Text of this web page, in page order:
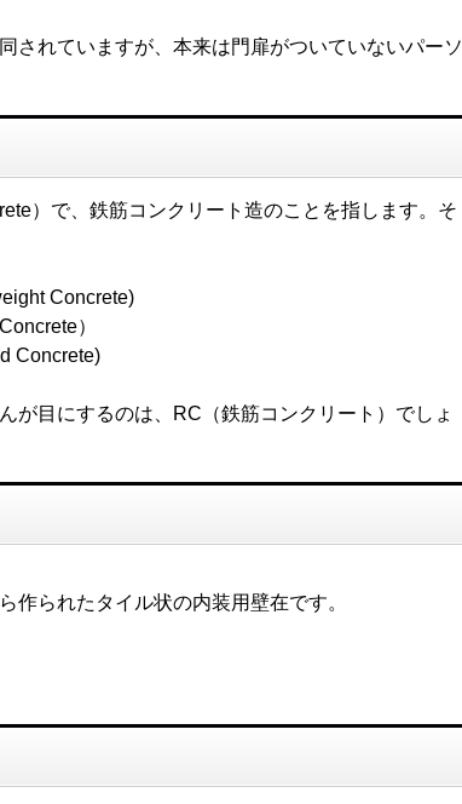
されていますが、本来は門扉がついていないパーソ
）で、鉄筋コンクリート造のことを指します。そ
Concrete)
）
Concrete)
が目にするのは、RC（鉄筋コンクリート）でしょ
作られたタイル状の内装用壁在です。